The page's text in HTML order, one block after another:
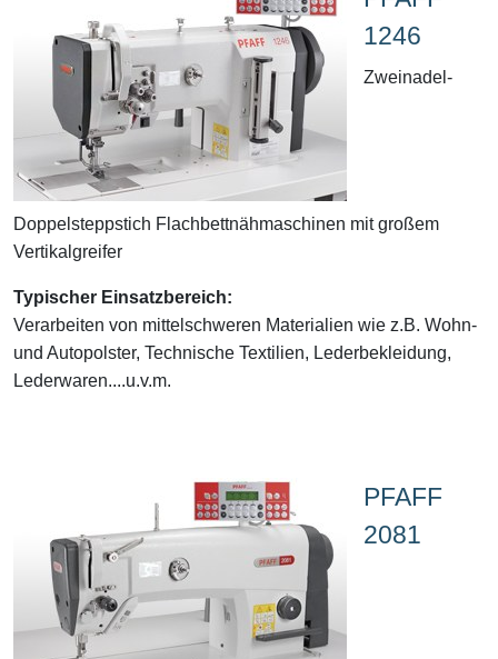
1246
Zweinadel-
Doppelsteppstich Flachbettnähmaschinen mit großem
Vertikalgreifer
Typischer Einsatzbereich:
Verarbeiten von mittelschweren Materialien wie z.B. Wohn-
und Autopolster, Technische Textilien, Lederbekleidung,
Lederwaren....u.v.m.
PFAFF
2081